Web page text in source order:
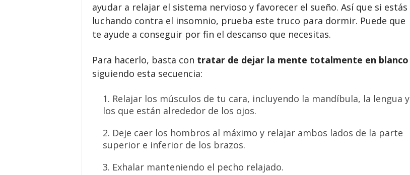
ayudar a relajar el sistema nervioso y favorecer el sueño. Así que si estás
luchando contra el insomnio, prueba este truco para dormir. Puede que
te ayude a conseguir por fin el descanso que necesitas.
Para hacerlo, basta con tratar de dejar la mente totalmente en blanco
siguiendo esta secuencia:
Relajar los músculos de tu cara, incluyendo la mandíbula, la lengua y
los que están alrededor de los ojos.
Deje caer los hombros al máximo y relajar ambos lados de la parte
superior e inferior de los brazos.
Exhalar manteniendo el pecho relajado.